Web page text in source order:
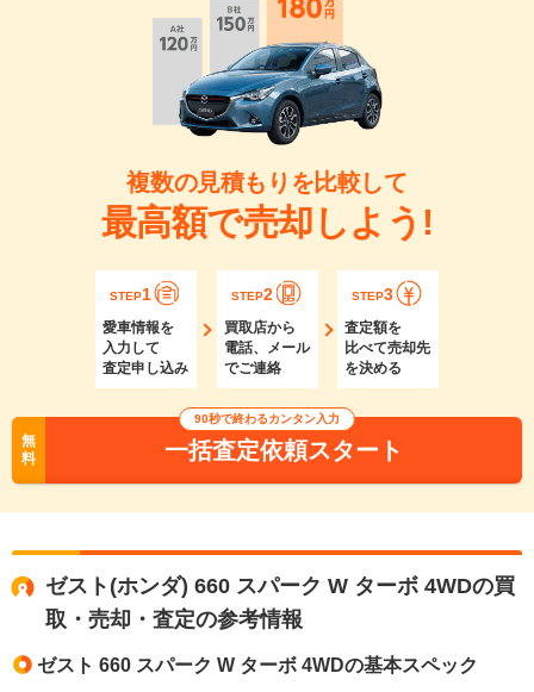
複数の見積もりを比較して
最高額で売却しよう!
STEP1
愛車情報を
入力して
査定申し込み
STEP2
買取店から
電話、メール
でご連絡
STEP3
査定額を
比べて売却先
を決める
無
料
90秒で終わるカンタン入力
一括査定依頼スタート
ゼスト(ホンダ) 660 スパーク W ターボ 4WDの買
取・売却・査定の参考情報
ゼスト 660 スパーク W ターボ 4WDの基本スペック